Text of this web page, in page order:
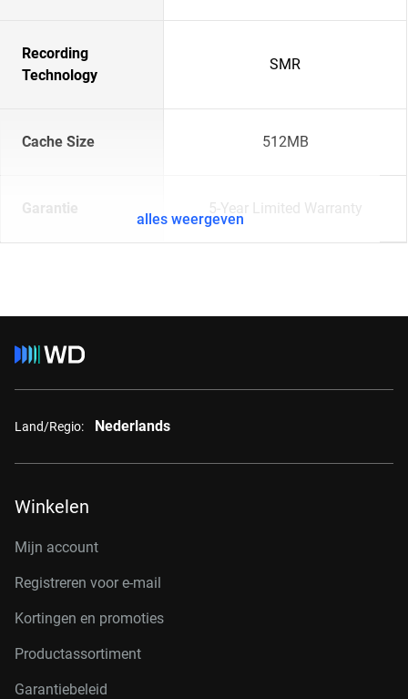
Recording
Technology
SMR
Cache Size 512MB
Garantie 5-Year Limited Warranty
alles weergeven
Land/Regio: Nederlands
Winkelen
Mijn account
Registreren voor e-mail
Kortingen en promoties
Productassortiment
Garantiebeleid